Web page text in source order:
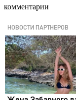
комментарии